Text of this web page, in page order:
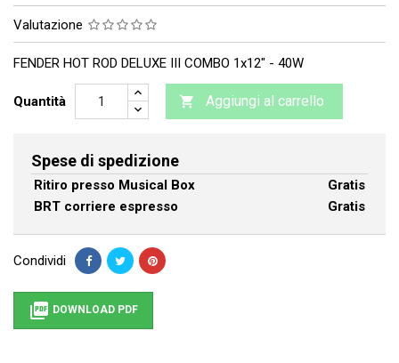
Valutazione
FENDER HOT ROD DELUXE III COMBO 1x12" - 40W
Quantità  Aggiungi al carrello
Spese di spedizione
Ritiro presso Musical Box
Gratis
BRT corriere espresso
Gratis
Condividi
 DOWNLOAD PDF